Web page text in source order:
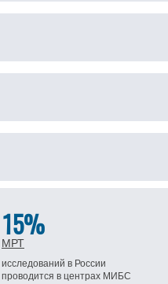
15%
МРТ
исследований в России
проводится в центрах МИБС